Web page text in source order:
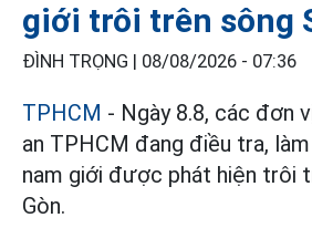
giới trôi trên sông
ĐÌNH TRỌNG | 08/08/2026 - 07:36
TPHCM - Ngày 8.8, các đơn
an TPHCM đang điều tra,
nam giới được phát hiện trôi
Gòn.